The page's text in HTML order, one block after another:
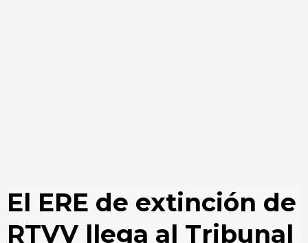
El ERE de extinción de
RTVV llega al Tribunal